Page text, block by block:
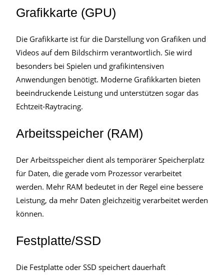
Grafikkarte (GPU)
Die Grafikkarte ist für die Darstellung von Grafiken und
Videos auf dem Bildschirm verantwortlich. Sie wird
besonders bei Spielen und grafikintensiven
Anwendungen benötigt. Moderne Grafikkarten bieten
beeindruckende Leistung und unterstützen sogar das
Echtzeit-Raytracing.
Arbeitsspeicher (RAM)
Der Arbeitsspeicher dient als temporärer Speicherplatz
für Daten, die gerade vom Prozessor verarbeitet
werden. Mehr RAM bedeutet in der Regel eine bessere
Leistung, da mehr Daten gleichzeitig verarbeitet werden
können.
Festplatte/SSD
Die Festplatte oder SSD speichert dauerhaft